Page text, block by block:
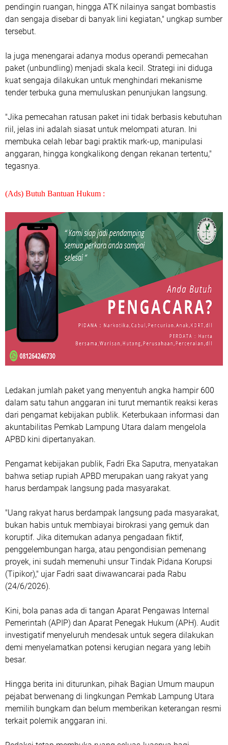
pendingin ruangan, hingga ATK nilainya sangat bombastis
dan sengaja disebar di banyak lini kegiatan," ungkap sumber
tersebut.
Ia juga menengarai adanya modus operandi pemecahan
paket (unbundling) menjadi skala kecil. Strategi ini diduga
kuat sengaja dilakukan untuk menghindari mekanisme
tender terbuka guna memuluskan penunjukan langsung.
"Jika pemecahan ratusan paket ini tidak berbasis kebutuhan
riil, jelas ini adalah siasat untuk melompati aturan. Ini
membuka celah lebar bagi praktik mark-up, manipulasi
anggaran, hingga kongkalikong dengan rekanan tertentu,"
tegasnya.
(Ads) Butuh Bantuan Hukum :
Ledakan jumlah paket yang menyentuh angka hampir 600
dalam satu tahun anggaran ini turut memantik reaksi keras
dari pengamat kebijakan publik. Keterbukaan informasi dan
akuntabilitas Pemkab Lampung Utara dalam mengelola
APBD kini dipertanyakan.
Pengamat kebijakan publik, Fadri Eka Saputra, menyatakan
bahwa setiap rupiah APBD merupakan uang rakyat yang
harus berdampak langsung pada masyarakat.
"Uang rakyat harus berdampak langsung pada masyarakat,
bukan habis untuk membiayai birokrasi yang gemuk dan
koruptif. Jika ditemukan adanya pengadaan fiktif,
penggelembungan harga, atau pengondisian pemenang
proyek, ini sudah memenuhi unsur Tindak Pidana Korupsi
(Tipikor)," ujar Fadri saat diwawancarai pada Rabu
(24/6/2026).
Kini, bola panas ada di tangan Aparat Pengawas Internal
Pemerintah (APIP) dan Aparat Penegak Hukum (APH). Audit
investigatif menyeluruh mendesak untuk segera dilakukan
demi menyelamatkan potensi kerugian negara yang lebih
besar.
Hingga berita ini diturunkan, pihak Bagian Umum maupun
pejabat berwenang di lingkungan Pemkab Lampung Utara
memilih bungkam dan belum memberikan keterangan resmi
terkait polemik anggaran ini.